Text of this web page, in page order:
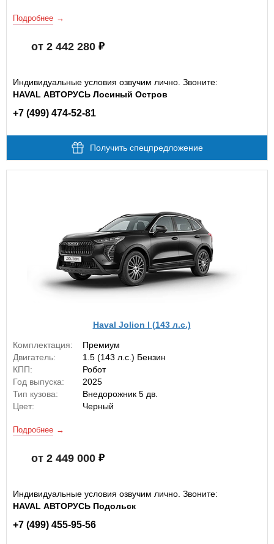
Подробнее
от 2 442 280
Индивидуальные условия озвучим лично. Звоните:
HAVAL АВТОРУСЬ Лосиный Остров
+7 (499) 474-52-81
Получить спецпредложение
Haval Jolion I (143 л.с.)
Комплектация:
Премиум
Двигатель:
1.5 (143 л.с.) Бензин
КПП:
Робот
Год выпуска:
2025
Тип кузова:
Внедорожник 5 дв.
Цвет:
Черный
Подробнее
от 2 449 000
Индивидуальные условия озвучим лично. Звоните:
HAVAL АВТОРУСЬ Подольск
+7 (499) 455-95-56